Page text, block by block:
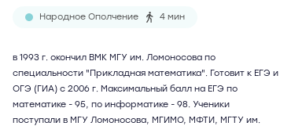
Народное Ополчение 4 мин
в 1993 г. окончил ВМК МГУ им. Ломоносова по
специальности "Прикладная математика". Готовит к ЕГЭ и
ОГЭ (ГИА) с 2006 г. Максимальный балл на ЕГЭ по
математике - 95, по информатике - 98. Ученики
поступали в МГУ Ломоносова, МГИМО, МФТИ, МГТУ им.